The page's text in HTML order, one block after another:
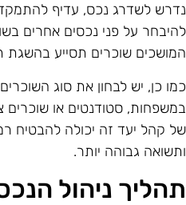
לשדרג נכס, עדיף להתמקד
על פני נכסים אחרים
שוכרים תסייע בהשגת
כן, יש לבחון את סוג
סטודנטים או שוכרים
קהל יעד זה יכולה להבטיח
גבוהה יותר.
ניהול